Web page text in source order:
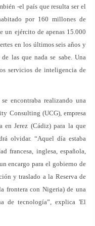
-el país que resulta ser el
por 160 millones de
un ejército de apenas 15.000
en los últimos seis años y
las que nada se sabe. Una
servicios de inteligencia de
encontraba realizando una
Consulting (UCG), empresa
en Jerez (Cádiz) para la que
olvidar. “Aquel día estaba
francesa, inglesa, española,
encargo para el gobierno de
y traslado a la Reserva de
frontera con Nigeria) de una
de tecnología”, explica 'El